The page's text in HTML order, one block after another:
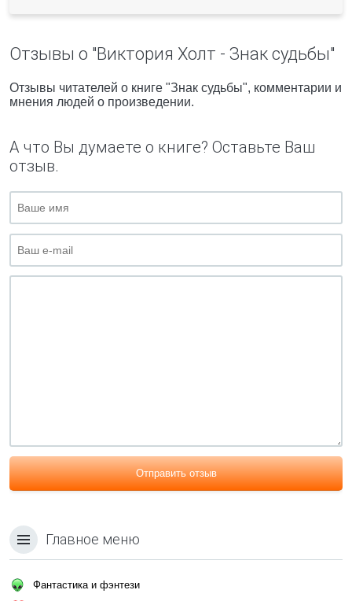
Отзывы о "Виктория Холт - Знак судьбы"
Отзывы читателей о книге "Знак судьбы", комментарии и
мнения людей о произведении.
А что Вы думаете о книге? Оставьте Ваш
отзыв.
Отправить отзыв
Главное меню
Фантастика и фэнтези